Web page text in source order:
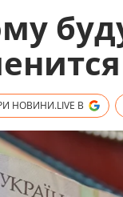
НОВИНИ.LIVE В